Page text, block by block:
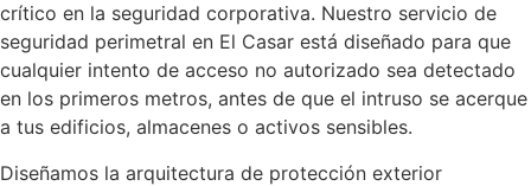
crítico en la seguridad corporativa. Nuestro servicio de
seguridad perimetral en El Casar está diseñado para que
cualquier intento de acceso no autorizado sea detectado
en los primeros metros, antes de que el intruso se acerque
a tus edificios, almacenes o activos sensibles.
Diseñamos la arquitectura de protección exterior